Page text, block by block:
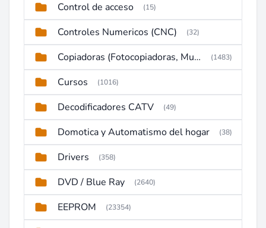
Control de acceso (15)
Controles Numericos (CNC) (32)
Copiadoras (Fotocopiadoras, Multifunctions, Ploter, etc) (1483)
Cursos (1016)
Decodificadores CATV (49)
Domotica y Automatismo del hogar (38)
Drivers (358)
DVD / Blue Ray (2640)
EEPROM (23354)